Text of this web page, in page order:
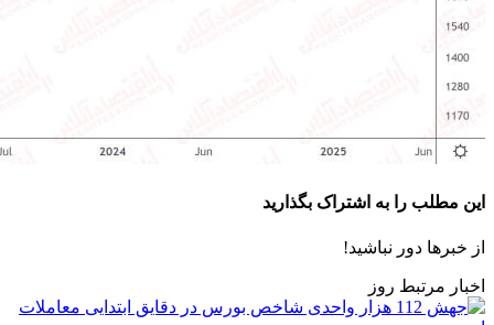
این مطلب را به اشتراک بگذارید
از خبرها دور نباشید!
اخبار مرتبط روز